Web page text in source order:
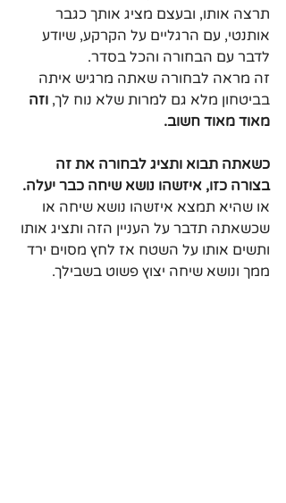
תרצה אותו, ובעצם מציג אותך כגבר
אותנטי, עם הרגליים על הקרקע, שיודע
לדבר עם הבחורה והכל בסדר.
זה מראה לבחורה שאתה מרגיש איתה
בביטחון מלא גם למרות שלא נוח לך, וזה
מאוד מאוד חשוב.
כשאתה תבוא ותציג לבחורה את זה
בצורה כזו, איזשהו נושא שיחה כבר יעלה.
או שהיא תמצא איזשהו נושא שיחה או
שכשאתה תדבר על העניין הזה ותציג אותו
ותשים אותו על השטח אז לחץ מסוים ירד
ממך ונושא שיחה יצוץ פשוט בשבילך.